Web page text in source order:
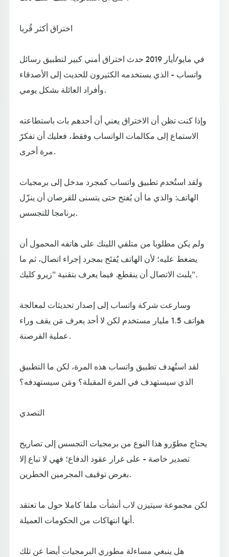
اختراق أكثر قُربا
في مايو/أيار 2019 حدث اختراق أمني كبير لتطبيق رسائل
واتساب - الذي يستخدمه الكثيرون للحديث إلى الأصدقاء
وأفراد العائلة بشكل يومي.
وإذا كنت تظن أن الاختراق يعني أن أحدهم بات باستطاعته
الاستماع إلى مكالمات الواتساب وفقط، فعليك أن تفكرّ
مرة أخرى.
ولقد استُخدم تطبيق واتساب كمجرد مدخل إلى برمجيات
الهاتف: والذي ما أن يُفتح حتى يتسنى للقرصان أن ينزّل
برنامجا للتجسس.
ولم يكن مطلوبا من متلقي اللينك على هاتفه المحمول أن
يضغط عليه؛ لأن الهاتف يُفتَح بمجرد إجراء اتصال، ثم ما
يلبث الاتصال أن ينقطع. فيما يعرف بتقنية "زيرو كليك".
وسارعت شركة واتساب إلى إصدار تحديثات لمعالجة
هواتف 1.5 مليار مستخدم لكن لا أحد يعرف مَن يقف وراء
عملية القرصنة.
لقد استُهدف تطبيق واتساب هذه المرة، لكن ما التطبيق
الذي سيستهدف في المرة المقبلة؟ ومَن سيستهدفه؟
التصدي
يحتاج مطوّرو هذا النوع من برمجيات التجسس إلى تصاريح
تصدير خاصة - على غرار عقود الدفاع؛ فهي لا تباع إلا
بغرض توقيف المجرمين الخطرين.
لكن مجموعة سيتيزن لاب أنشأت ملفا كاملا حول ما تعتقد
أنها انتهاكات من الحكومات العميلة.
هل ينبغي مساءلة مطوري البرمجيات أيضا عن تلك